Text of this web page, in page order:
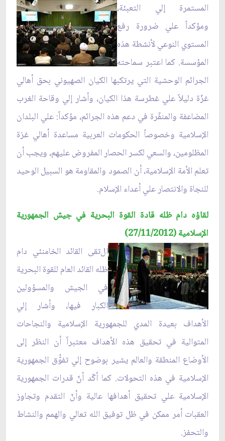
المستمرة إلي التعبئة،
ومؤكداً علي ضرورة رفع
المستوي النوعي لأنشطة هذه
المؤسسة. كما اعتبر سماحته
الجرائم الوحشية التي يرتكبها الكيان الصهيوني بحق أهالي
غزّة دليلاً علي غطرسة هذا الكيان، وأشار إلي وقاحة الغرب
المضاعفة والمنفّرة في دعم هذه الجرائم، مؤكداً: علي البلدان
الإسلامية وخصوصاً الحكومات العربية مساعدة أهالي غزة
المظلومين، والسعي لكسر الحصار المفروض عليهم، ويجب أن
تعلم الأمة الإسلامية، أن الصمود والمقاومة هو السبيل الوحيد
للنجاة والانتصار علي أعداء الإسلام.
لقاؤه دام ظلهقادة القوة البحرية في جيش الجمهورية
الإسلامية (27/11/2012)
التقى القائد الخامنئي دام
ظله القائد العام للقوة البحرية
في الجيش والمسؤولين
الكبار فيها، وأشار إلي
الأهداف بعيدة المدي للجمهورية الإسلامية والنجاحات
المتوالية في تحقيق هذه الأهداف معتبراً أن النظر إلى
الأوضاع المنطقة والعالم يشير بوضوح إلي تفوُّق الجمهورية
الإسلامية في هذه التحولات. كما أكّد أنّ قدرات الجمهورية
الإسلامية علي تحقيق أهدافها عالية وأنّ التقدم وتجاوز
العقبات أمر ممكن في ظل توفيق الله تعالي والهمم والنشاط
والتحفز.